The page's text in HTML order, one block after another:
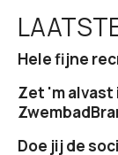
Hele fijne
Zet 'm alvast
Doe jij de